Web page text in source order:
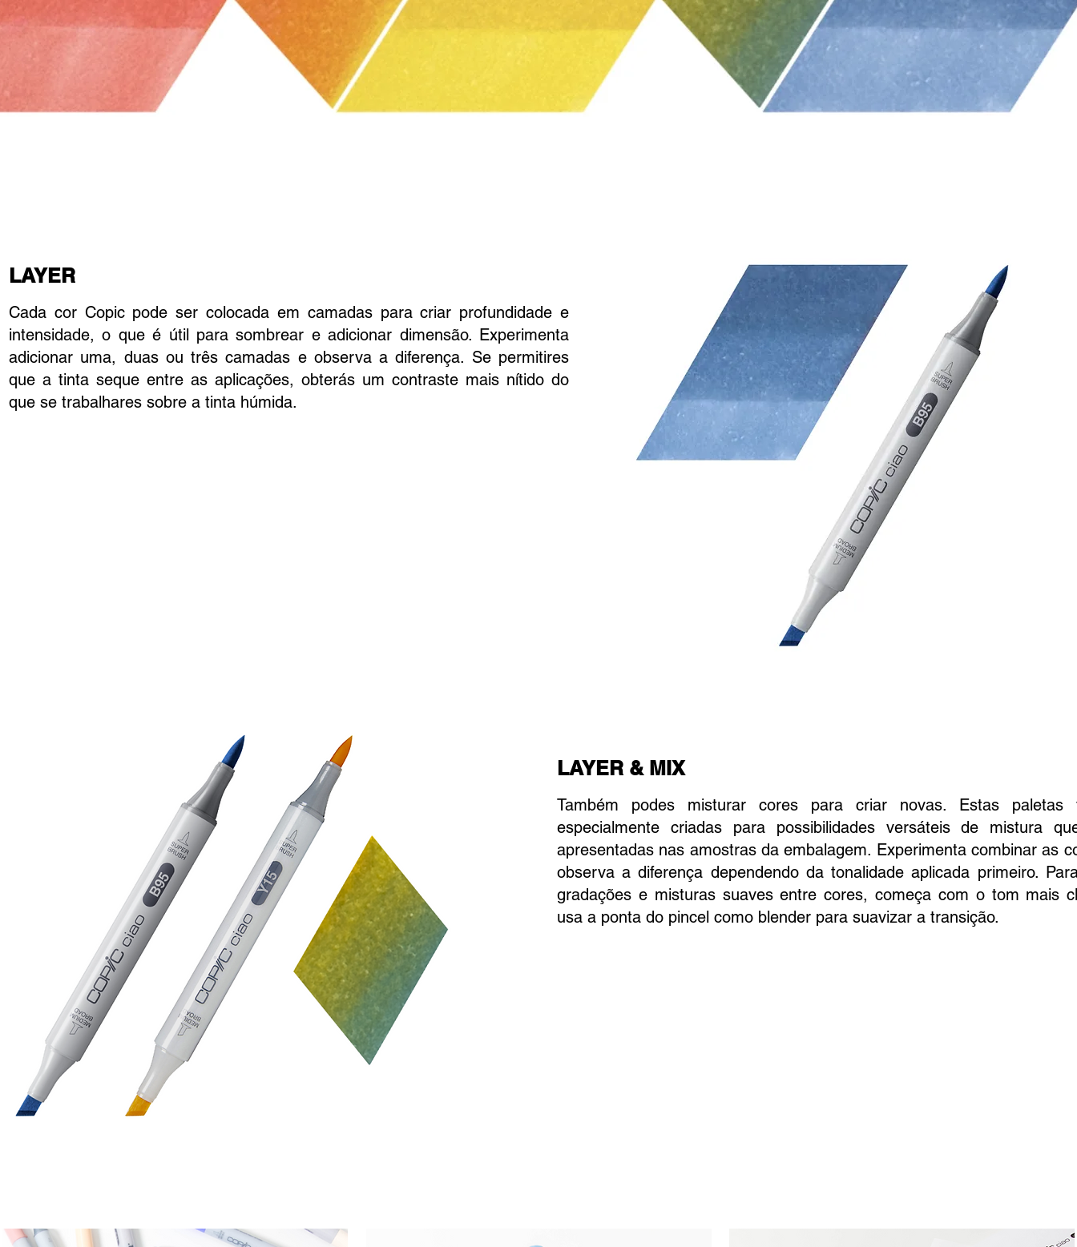
LAYER
Cada cor Copic pode ser colocada em camadas para criar profundidade e
intensidade, o que é útil para sombrear e adicionar dimensão. Experimenta
adicionar uma, duas ou três camadas e observa a diferença. Se permitires
que a tinta seque entre as aplicações, obterás um contraste mais nítido do
que se trabalhares sobre a tinta húmida.
LAYER & MIX
Também podes misturar cores para criar novas. Estas paletas
especialmente criadas para possibilidades versáteis de mistura
apresentadas nas amostras da embalagem. Experimenta combinar as
observa a diferença dependendo da tonalidade aplicada primeiro.
gradações e misturas suaves entre cores, começa com o tom mais
usa a ponta do pincel como blender para suavizar a transição.